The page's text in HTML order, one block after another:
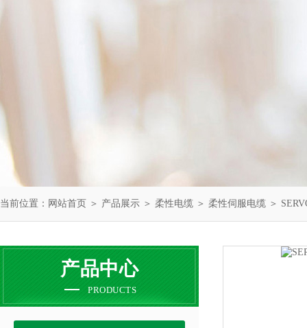
当前位置： 网站首页 ＞ 产品展示 ＞ 柔性电缆 ＞ 柔性伺服电缆 ＞
产品中心
PRODUCTS